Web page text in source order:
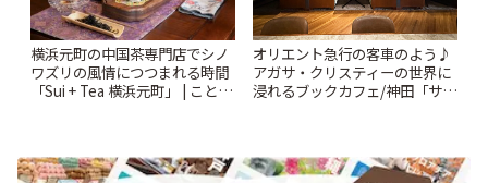
横浜元町の中国茶専門店でシノ
ワズリの風情につつまれる時間
「Sui + Tea 横浜元町」 | ことり
オリエント急行の客車のよう♪
アガサ・クリスティーの世界に
浸れるブックカフェ/神田「サロ